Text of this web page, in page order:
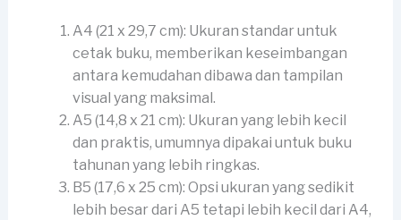
A4 (21 x 29,7 cm): Ukuran standar untuk
cetak buku, memberikan keseimbangan
antara kemudahan dibawa dan tampilan
visual yang maksimal.
A5 (14,8 x 21 cm): Ukuran yang lebih kecil
dan praktis, umumnya dipakai untuk buku
tahunan yang lebih ringkas.
B5 (17,6 x 25 cm): Opsi ukuran yang sedikit
lebih besar dari A5 tetapi lebih kecil dari A4,